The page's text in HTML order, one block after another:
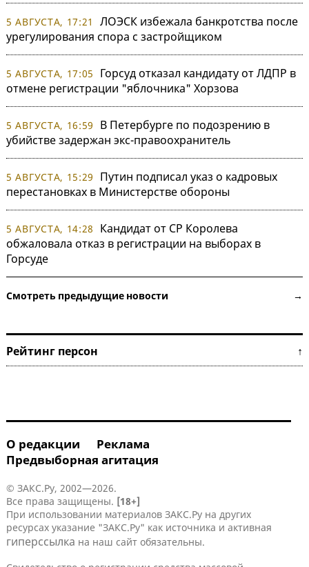
5 АВГУСТА, 17:21
ЛОЭСК избежала банкротства после
урегулирования спора с застройщиком
5 АВГУСТА, 17:05
Горсуд отказал кандидату от ЛДПР в
отмене регистрации "яблочника" Хорзова
5 АВГУСТА, 16:59
В Петербурге по подозрению в
убийстве задержан экс-правоохранитель
5 АВГУСТА, 15:29
Путин подписал указ о кадровых
перестановках в Министерстве обороны
5 АВГУСТА, 14:28
Кандидат от СР Королева
обжаловала отказ в регистрации на выборах в
Горсуде
Смотреть предыдущие новости →
Рейтинг персон ↑
О редакции
Реклама
Предвыборная агитация
© ЗАКС.Ру, 2002—2026.
Все права защищены. [18+]
При использовании материалов ЗАКС.Ру на других
ресурсах указание "ЗАКС.Ру" как источника и активная
гиперссылка на наш сайт обязательны.